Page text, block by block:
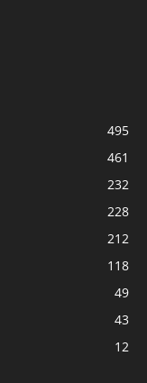
495
461
232
228
212
118
49
43
12